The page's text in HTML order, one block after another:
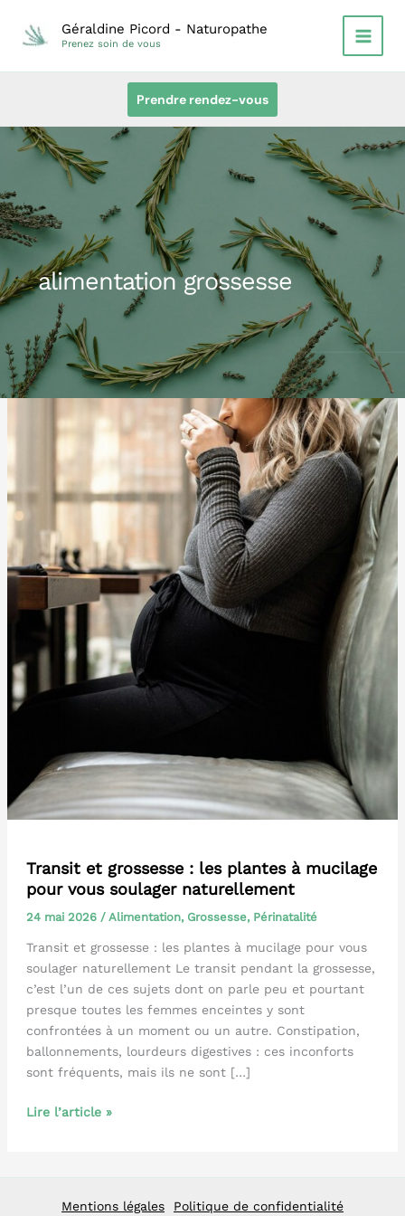
contenu
Géraldine Picord - Naturopathe
Prenez soin de vous
Prendre rendez-vous
alimentation grossesse
Transit et grossesse : les plantes à mucilage
pour vous soulager naturellement
24 mai 2026 / Alimentation, Grossesse, Périnatalité
Transit et grossesse : les plantes à mucilage pour vous
soulager naturellement Le transit pendant la grossesse,
c’est l’un de ces sujets dont on parle peu et pourtant
presque toutes les femmes enceintes y sont
confrontées à un moment ou un autre. Constipation,
ballonnements, lourdeurs digestives : ces inconforts
sont fréquents, mais ils ne sont […]
Transit
Lire l’article »
Mentions légales Politique de confidentialité